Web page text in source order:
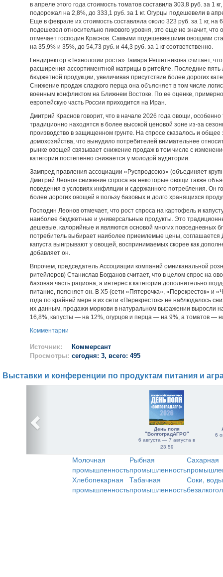
в апреле этого года стоимость томатов составила 303,8 руб. за 1
подорожал на 2,8%, до 333,1 руб. за 1 кг. Огурцы подешевели в
Еще в феврале их стоимость составляла около 323 руб. за 1 кг, на
подешевел относительно пикового уровня, это еще не значит, что
отмечает господин Краснов. Самыми подешевевшими овощами
на 35,9% и 35%, до 54,73 руб. и 44,3 руб. за 1 кг соответственно.
Гендиректор «Технологии роста» Тамара Решетникова считает,
расширения ассортиментной матрицы в ритейле. Последние
бюджетной продукции, увеличивая присутствие более дорогих
Снижение продаж сладкого перца она объясняет в том числе
военным конфликтом на Ближнем Востоке. По ее оценке,
европейскую часть России приходится на Иран.
Дмитрий Краснов говорит, что в начале 2026 года овощи,
традиционно находятся в более высокой ценовой зоне из-за
производство в защищенном грунте. На спросе сказалось и
домохозяйства, что вынудило потребителей внимательнее
рынке овощей связывает снижение продаж в том числе с
категории постепенно снижается у молодой аудитории.
Зампред правления ассоциации «Руспродсоюз» (объединяет
Дмитрий Леонов снижение спроса на некоторые овощи также
поведения в условиях инфляции и сдержанного потребления. Он
более дорогих овощей в пользу базовых и долго хранящихся
Господин Леонов отмечает, что рост спроса на картофель и
наиболее бюджетные и универсальные продукты. Это
дешевые, калорийные и являются основой многих повседневных
потребитель выбирает наиболее приемлемые цены,
капуста выигрывают у овощей, воспринимаемых скорее как
добавляет он.
Впрочем, председатель Ассоциации компаний омниканальной
ритейлеров) Станислав Богданов считает, что в целом спрос на
базовая часть рациона, а интерес к категории дополнительно
питание, поясняет он. В X5 (сети «Пятерочка», «Перекресток» и
года по крайней мере в их сети «Перекресток» не наблюдалось
их данным, продажи моркови в натуральном выражении выросли
16,8%, капусты — на 12%, огурцов и перца — на 9%, а томатов —
Комментарии
Источник:
Коммерсант
Просмотры: сегодня: 3, всего: 495
Выставки и конференции по продуктам питания и
День поля
"ВолгоградАГРО"
6 августа — 7 августа в
23:59
6
Молочная
промышленность
Рыбная
промышленность
Сахарная
Хлебопекарная
промышленность
Табачная
промышленность
Соки,